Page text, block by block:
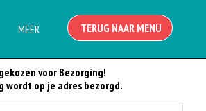
MEER TERUG NAAR MENU
voor Bezorging!
wordt op je adres bezorgd.
Je Bestelling